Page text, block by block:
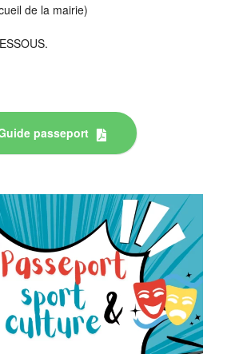
de la mairie)
passeport